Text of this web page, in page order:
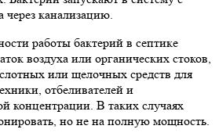
через канализацию.
работы бактерий в септике
воздуха или органических стоков,
или щелочных средств для
отбеливателей и
концентрации. В таких случаях
но не на полную мощность.